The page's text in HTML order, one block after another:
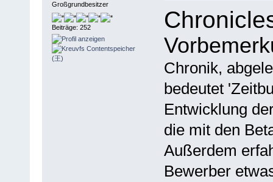
Großgrundbesitzer
Beiträge: 252
Chronik,
bedeutet
Entwicklung
die mit den
Außerdem
Bewerber